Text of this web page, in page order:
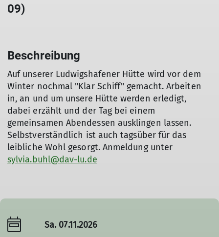
09)
Beschreibung
Auf unserer Ludwigshafener Hütte wird vor dem
Winter nochmal "Klar Schiff" gemacht. Arbeiten
in, an und um unsere Hütte werden erledigt,
dabei erzählt und der Tag bei einem
gemeinsamen Abendessen ausklingen lassen.
Selbstverständlich ist auch tagsüber für das
leibliche Wohl gesorgt. Anmeldung unter
sylvia.buhl@dav-lu.de
Sa. 07.11.2026